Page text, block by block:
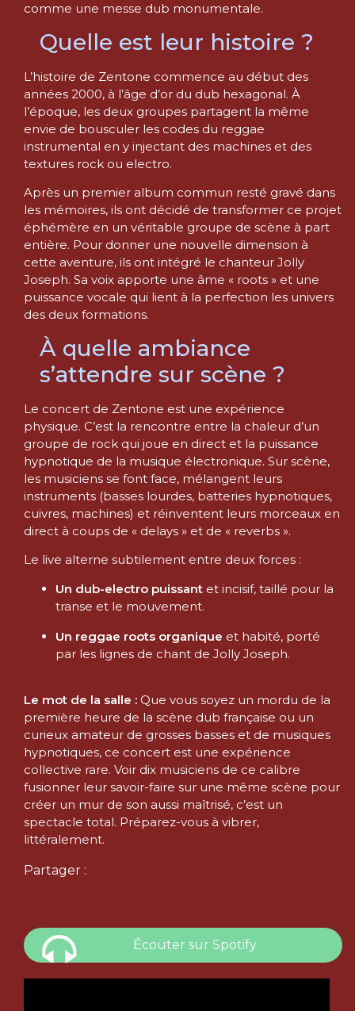
comme une messe dub monumentale.
Quelle est leur histoire ?
L’histoire de Zentone commence au début des
années 2000, à l’âge d’or du dub hexagonal. À
l’époque, les deux groupes partagent la même
envie de bousculer les codes du reggae
instrumental en y injectant des machines et des
textures rock ou electro.
Après un premier album commun resté gravé dans
les mémoires, ils ont décidé de transformer ce projet
éphémère en un véritable groupe de scène à part
entière. Pour donner une nouvelle dimension à
cette aventure, ils ont intégré le chanteur Jolly
Joseph. Sa voix apporte une âme « roots » et une
puissance vocale qui lient à la perfection les univers
des deux formations.
À quelle ambiance
s’attendre sur scène ?
Le concert de Zentone est une expérience
physique. C’est la rencontre entre la chaleur d’un
groupe de rock qui joue en direct et la puissance
hypnotique de la musique électronique. Sur scène,
les musiciens se font face, mélangent leurs
instruments (basses lourdes, batteries hypnotiques,
cuivres, machines) et réinventent leurs morceaux en
direct à coups de « delays » et de « reverbs ».
Le live alterne subtilement entre deux forces :
Un dub-electro puissant et incisif, taillé pour la
transe et le mouvement.
Un reggae roots organique et habité, porté
par les lignes de chant de Jolly Joseph.
Le mot de la salle : Que vous soyez un mordu de la
première heure de la scène dub française ou un
curieux amateur de grosses basses et de musiques
hypnotiques, ce concert est une expérience
collective rare. Voir dix musiciens de ce calibre
fusionner leur savoir-faire sur une même scène pour
créer un mur de son aussi maîtrisé, c’est un
spectacle total. Préparez-vous à vibrer,
littéralement.
Partager :
Écouter sur Spotify